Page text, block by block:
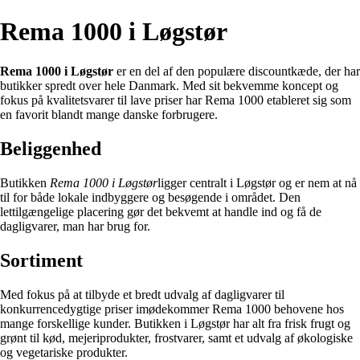
Rema 1000 i Løgstør
Rema 1000 i Løgstør er en del af den populære discountkæde, der har
butikker spredt over hele Danmark. Med sit bekvemme koncept og
fokus på kvalitetsvarer til lave priser har Rema 1000 etableret sig som
en favorit blandt mange danske forbrugere.
Beliggenhed
Butikken Rema 1000 i Løgstørligger centralt i Løgstør og er nem at nå
til for både lokale indbyggere og besøgende i området. Den
lettilgængelige placering gør det bekvemt at handle ind og få de
dagligvarer, man har brug for.
Sortiment
Med fokus på at tilbyde et bredt udvalg af dagligvarer til
konkurrencedygtige priser imødekommer Rema 1000 behovene hos
mange forskellige kunder. Butikken i Løgstør har alt fra frisk frugt og
grønt til kød, mejeriprodukter, frostvarer, samt et udvalg af økologiske
og vegetariske produkter.